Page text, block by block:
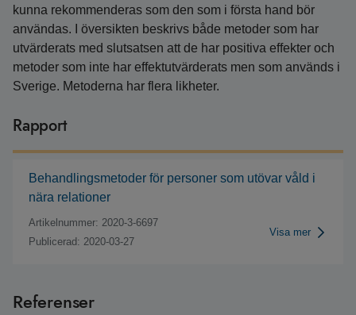
kunna rekommenderas som den som i första hand bör
användas. I översikten beskrivs både metoder som har
utvärderats med slutsatsen att de har positiva effekter och
metoder som inte har effektutvärderats men som används i
Sverige. Metoderna har flera likheter.
Rapport
Behandlingsmetoder för personer som utövar våld i
nära relationer
Artikelnummer: 2020-3-6697
Publicerad: 2020-03-27
Visa mer
Referenser